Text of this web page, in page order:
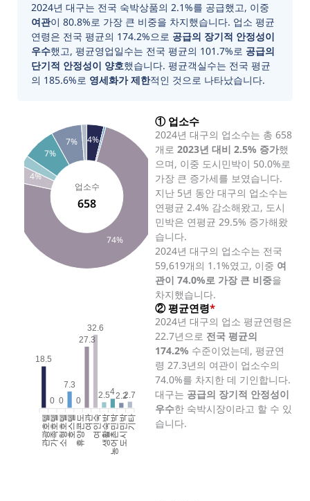
2024년 대구는 전국 숙박상품의 2.1%를 공급했고, 이중
여관이 80.8%로 가장 큰 비중을 차지했습니다. 업소 평균
연령은 전국 평균의 174.2%으로 공급의 장기적 안정성이
우수했고, 평균영업일수는 전국 평균의 101.7%로 공급의
단기적 안정성이 양호했습니다. 평균객실수는 전국 평균
의 185.6%로 영세화가 제한적인 것으로 나타났습니다.
4%
74%
4%
7%
7%
업소수
658
① 업소수
2024년 대구의 업소수는 총 658
개로 2023년 대비 2.5% 증가했
으며, 이중 도시민박이 50.0%로
가장 큰 증가세를 보였습니다.
지난 5년 동안 대구의 업소수는
연평균 2.4% 감소해왔고, 도시
민박은 연평균 29.5% 증가해왔
습니다.
2024년 대구의 업소수는 전국
59,619개의 1.1%였고, 이중 여
관이 74.0%로 가장 큰 비중을
차지했습니다.
18.5
0 0
7.3
0
27.3
32.6
2.542.22.7
관광호텔가족호텔소형호텔호스텔휴양콘도여관여인숙생활숙박농어촌민박도시민박기타
② 평균연령*
2024년 대구의 업소 평균연령은
22.7년으로 전국 평균의
174.2% 수준이었는데, 평균연
령 27.3년의 여관이 업소수의
74.0%를 차지한 데 기인합니다.
대구는 공급의 장기적 안정성이
우수한 숙박시장이라고 할 수 있
습니다.